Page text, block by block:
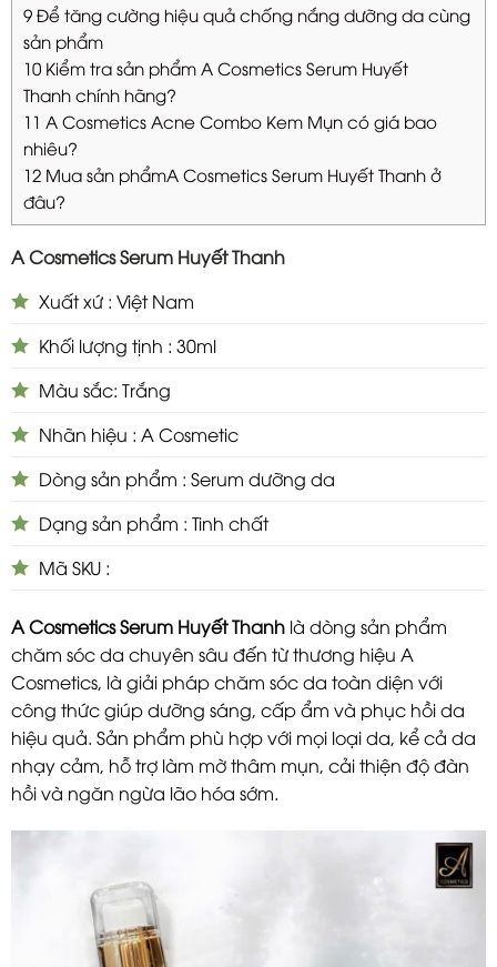
9 Để tăng cường hiệu quả chống nắng dưỡng da cùng
sản phẩm
10 Kiểm tra sản phẩm A Cosmetics Serum Huyết
Thanh chính hãng?
11 A Cosmetics Acne Combo Kem Mụn có giá bao
nhiêu?
12 Mua sản phẩmA Cosmetics Serum Huyết Thanh ở
đâu?
A Cosmetics Serum Huyết Thanh
Xuất xứ : Việt Nam
Khối lượng tịnh : 30ml
Màu sắc: Trắng
Nhãn hiệu : A Cosmetic
Dòng sản phẩm : Serum dưỡng da
Dạng sản phẩm : Tinh chất
Mã SKU :
A Cosmetics Serum Huyết Thanh là dòng sản phẩm
chăm sóc da chuyên sâu đến từ thương hiệu A
Cosmetics, là giải pháp chăm sóc da toàn diện với
công thức giúp dưỡng sáng, cấp ẩm và phục hồi da
hiệu quả. Sản phẩm phù hợp với mọi loại da, kể cả da
nhạy cảm, hỗ trợ làm mờ thâm mụn, cải thiện độ đàn
hồi và ngăn ngừa lão hóa sớm.